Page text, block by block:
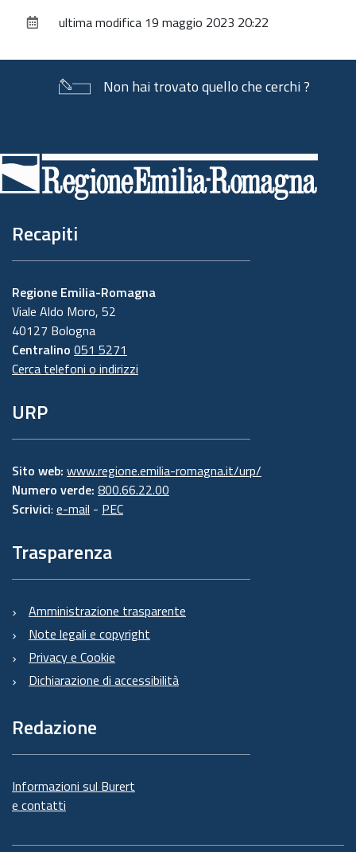
documentoultima modifica 19 maggio 2023 20:22
Non hai trovato quello che cerchi ?
di
pagina
Recapiti
Regione Emilia-Romagna
Viale Aldo Moro, 52
40127 Bologna
Centralino 051 5271
Cerca telefoni o indirizzi
URP
Sito web: www.regione.emilia-romagna.it/urp/
Numero verde: 800.66.22.00
Scrivici: e-mail - PEC
Trasparenza
Amministrazione trasparente
Note legali e copyright
Privacy e Cookie
Dichiarazione di accessibilità
Redazione
Informazioni sul Burert
e contatti